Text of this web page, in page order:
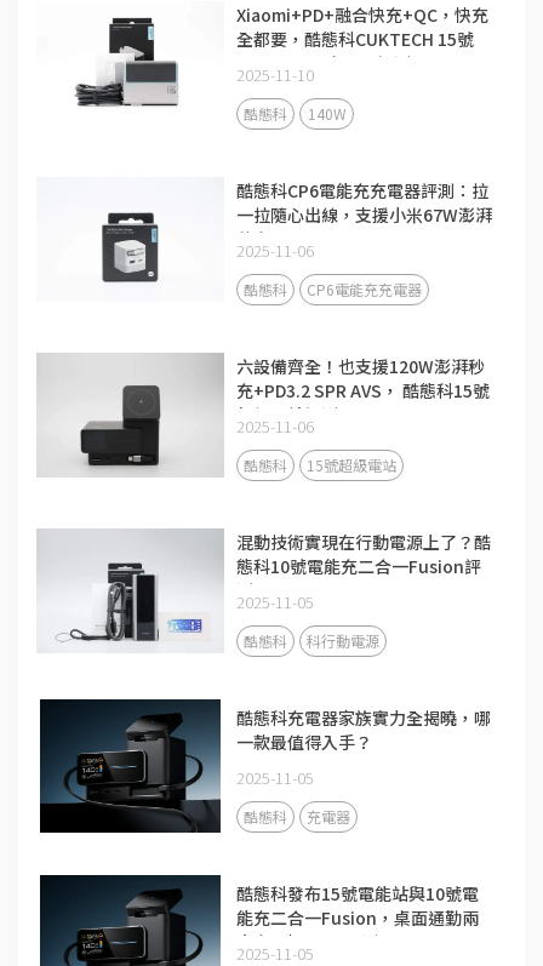
Xiaomi+PD+融合快充+QC，快充
全都要，酷態科CUKTECH 15號
140W 3C1A充電器評測
2025-11-10
酷態科 140W
酷態科CP6電能充充電器評測：拉
一拉隨心出線，支援小米67W澎湃
秒充！
2025-11-06
酷態科 CP6電能充充電器
六設備齊全！也支援120W澎湃秒
充+PD3.2 SPR AVS， 酷態科15號
超級電站評測
2025-11-06
酷態科 15號超級電站
混動技術實現在行動電源上了？酷
態科10號電能充二合一Fusion評
測
2025-11-05
酷態科 科行動電源
酷態科充電器家族實力全揭曉，哪
一款最值得入手？
2025-11-05
酷態科 充電器
酷態科發布15號電能站與10號電
能充二合一Fusion，桌面通勤兩
大充電場景全面升級
2025-11-05